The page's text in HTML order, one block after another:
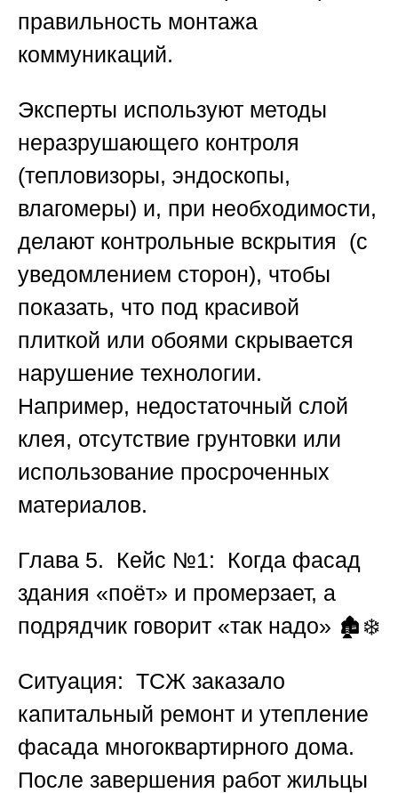
правильность монтажа
коммуникаций.
Эксперты используют методы
неразрушающего контроля
(тепловизоры, эндоскопы,
влагомеры) и, при необходимости,
делают контрольные вскрытия (с
уведомлением сторон), чтобы
показать, что под красивой
плиткой или обоями скрывается
нарушение технологии.
Например, недостаточный слой
клея, отсутствие грунтовки или
использование просроченных
материалов.
Глава 5. Кейс №1: Когда фасад
здания «поёт» и промерзает, а
подрядчик говорит «так надо» 🏚️❄️
Ситуация: ТСЖ заказало
капитальный ремонт и утепление
фасада многоквартирного дома.
После завершения работ жильцы